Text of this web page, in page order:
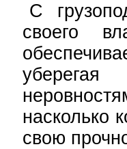
С
своего
насколько
свою